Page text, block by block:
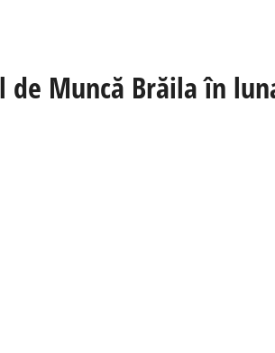
Muncă Brăila în